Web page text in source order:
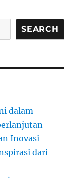
SEARCH
dalam
Inovasi
dari